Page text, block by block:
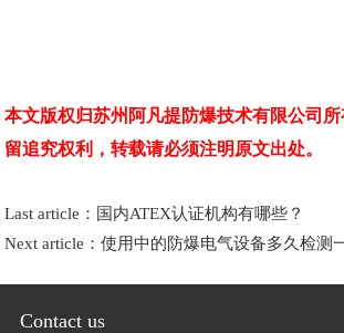
本文版权归苏州阿凡提防爆技术有限公司
留追究权利，转载请必须注明原文出处。
Last article： 国内ATEX认证机构有哪些？
Next article：使用中的防爆电气设备多久检测
Contact us